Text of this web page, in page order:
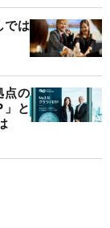
では
点の
と